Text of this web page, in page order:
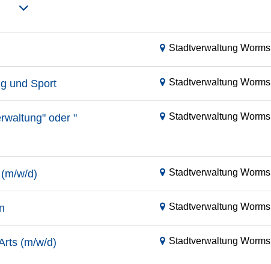
Stadtverwaltung Worms
und Sport Stadtverwaltung Worms
oder "
Stadtverwaltung Worms
w/d) Stadtverwaltung Worms
Stadtverwaltung Worms
(m/w/d)
Stadtverwaltung Worms